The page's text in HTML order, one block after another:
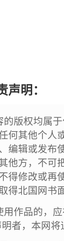
声明：
的版权均属
何其他个人
编辑或发布
他方，不可
得修改或再
得北国网书
用作品的，
明者，本网